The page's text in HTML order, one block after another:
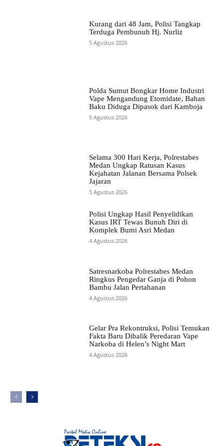
Kurang dari 48 Jam, Polisi Tangkap
Terduga Pembunuh Hj. Nurliz
5 Agustus 2026
Polda Sumut Bongkar Home Industri
Vape Mengandung Etomidate, Bahan
Baku Diduga Dipasok dari Kamboja
5 Agustus 2026
Selama 300 Hari Kerja, Polrestabes
Medan Ungkap Ratusan Kasus
Kejahatan Jalanan Bersama Polsek
Jajaran
5 Agustus 2026
Polisi Ungkap Hasil Penyelidikan
Kasus IRT Tewas Bunuh Diri di
Komplek Bumi Asri Medan
4 Agustus 2026
Satresnarkoba Polrestabes Medan
Ringkus Pengedar Ganja di Pohon
Bambu Jalan Pertahanan
4 Agustus 2026
Gelar Pra Rekontruksi, Polisi Temukan
Fakta Baru Dibalik Peredaran Vape
Narkoba di Helen’s Night Mart
4 Agustus 2026